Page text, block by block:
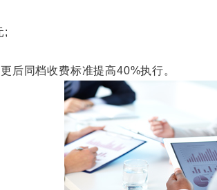
;
同档收费标准提高40%执行。